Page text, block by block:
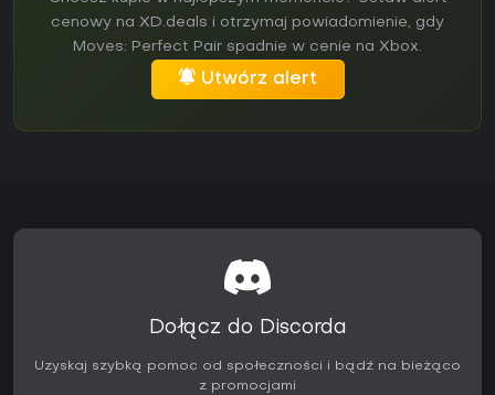
cenowy na XD.deals i otrzymaj powiadomienie, gdy
Moves: Perfect Pair spadnie w cenie na Xbox.
Utwórz alert
Dołącz do Discorda
Uzyskaj szybką pomoc od społeczności i bądź na bieżąco
z promocjami